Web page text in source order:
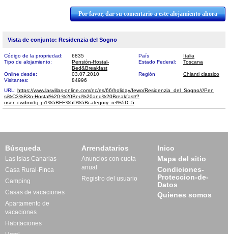
Por favor, dar su comentario a este alojamiento ahora
Vista de conjunto: Residenzia del Sogno
Código de la propriedad: 6835 País
Italia
Tipo de alojamiento:
Pensión-Hostal-
Bed&Breakfast
Estado Federal: Toscana
Online desde: 03.07.2010 Región
Chianti classico
Visitantes:
84996
URL: https://www.lasvillas-online.com/nc/es/66/holiday/fewo/Residenzia_del_Sogno///Pen​
si%C3%B3n-Hostal%20-%20Bed%20and%20Breakfast/?
user_cwdmobj_pi1%5BFE%5D%5Bcategory_rel%5D=5
Búsqueda
Las Islas Canarias
Casa Rural-Finca
Camping
Casas de vacaciones
Apartamento de
vacaciones
Habitaciones
Arrendatarios
Anuncios con cuota
anual
Registro del usuario
Inico
Mapa del sitio
Condiciones-
Proteccion-de-
Datos
Quienes somos